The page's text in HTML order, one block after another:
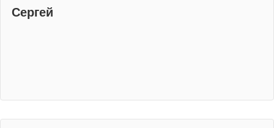
Сергей